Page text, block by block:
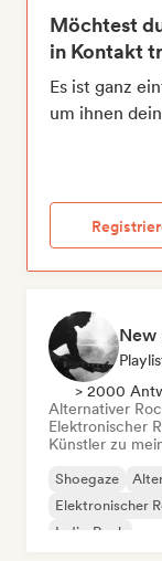
Möchtest
in Kontakt
Es ist ganz
um ihnen
New
> 2000
Alternativer
Elektronischer
Künstler zu
Shoegaze
Elektronischer
Indie-Rock